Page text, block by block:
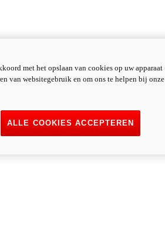
met het opslaan van cookies op uw apparaat
van websitegebruik en om ons te helpen bij onze
ALLE COOKIES ACCEPTEREN